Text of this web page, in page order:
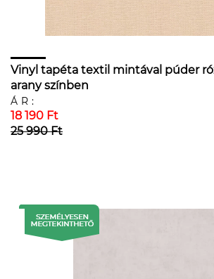
Vinyl tapéta textil mintával púder
arany színben
ÁR:
18 190 Ft
25 990 Ft